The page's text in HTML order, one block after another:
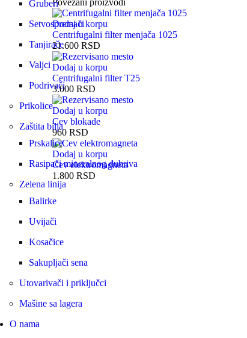
Gruberi
Setvospremači
Tanjirače
Valjci
Podrivači
Prikolice
Zaštita bilja
Prskalice
Rasipači mineralnog đubriva
Zelena linija
Balirke
Uvijači
Kosačice
Sakupljači sena
Utovarivači i priključci
Mašine sa lagera
O nama
Dodaj u korpu
Centrifugalni filter menjača 1025
21.600 RSD
Dodaj u korpu
Centrifugalni filter T25
3.000 RSD
Dodaj u korpu
Cev blokade
960 RSD
Dodaj u korpu
Cev elektromagneta
1.800 RSD